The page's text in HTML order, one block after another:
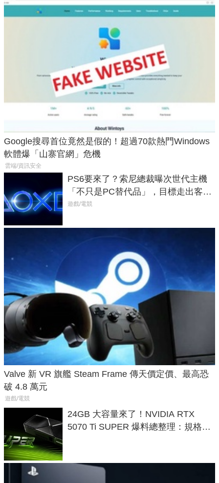
Google搜尋首位竟然是假的！超過70款熱門Windows
軟體爆「山寨官網」危機
雲端/資訊安全
PS6要來了？索尼總裁曝次世代主機
「不只是PC替代品」，目標走出客
廳、進軍電競桌面
遊戲/電競
Valve 新 VR 旗艦 Steam Frame 傳天價定價、最高恐
破 4.8 萬元
遊戲/電競
24GB 大容量來了！NVIDIA RTX
5070 Ti SUPER 爆料總整理：規格、